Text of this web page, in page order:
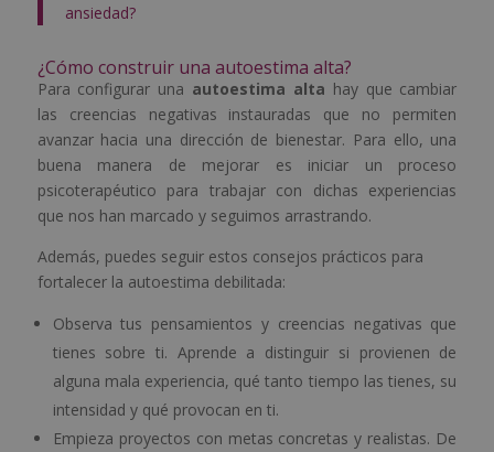
ansiedad?
¿Cómo construir una autoestima alta?
Para configurar una autoestima alta hay que cambiar
las creencias negativas instauradas que no permiten
avanzar hacia una dirección de bienestar. Para ello, una
buena manera de mejorar es iniciar un proceso
psicoterapéutico para trabajar con dichas experiencias
que nos han marcado y seguimos arrastrando.
Además, puedes seguir estos consejos prácticos para
fortalecer la autoestima debilitada:
Observa tus pensamientos y creencias negativas que
tienes sobre ti. Aprende a distinguir si provienen de
alguna mala experiencia, qué tanto tiempo las tienes, su
intensidad y qué provocan en ti.
Empieza proyectos con metas concretas y realistas. De